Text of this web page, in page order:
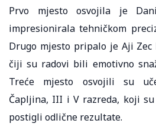
Prvo mjesto osvojila je
impresionirala tehničkom
Drugo mjesto pripalo je Aji
čiji su radovi bili emotivno
Treće mjesto osvojili su
Čapljina, III i V razreda, koji
postigli odlične rezultate.